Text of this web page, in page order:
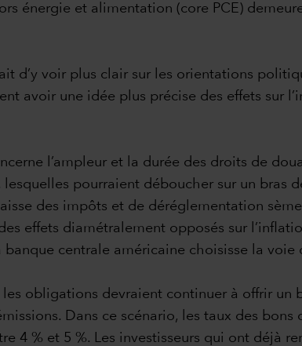
énergie et alimentation (core PCE)
d’y voir plus clair sur les orientations
avoir une idée plus précise des effets sur
l’ampleur et la durée des droits de
lesquelles pourraient déboucher sur un
des impôts et de déréglementation
effets diamétralement opposés sur
banque centrale américaine choisisse la voie
les obligations devraient continuer à offrir
Dans ce scénario, les taux des
4 % et 5 %. Les investisseurs qui ont déjà